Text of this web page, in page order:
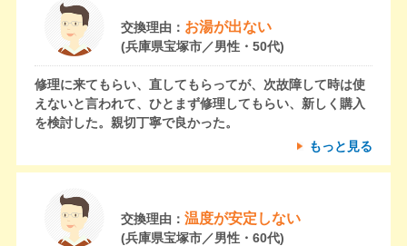
交換理由： お湯が出ない
(兵庫県宝塚市／男性・50代)
修理に来てもらい、直してもらってが、次故障して時は使
えないと言われて、ひとまず修理してもらい、新しく購入
を検討した。親切丁寧で良かった。
もっと見る
交換理由： 温度が安定しない
(兵庫県宝塚市／男性・60代)